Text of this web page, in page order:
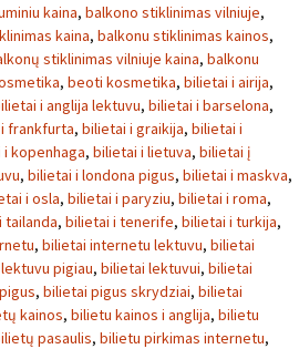
kaina, balkono stiklinimas vilniuje,
kaina, balkonu stiklinimas kainos,
stiklinimas vilniuje kaina, balkonu
, beoti kosmetika, bilietai i airija,
i anglija lektuvu, bilietai i barselona,
frankfurta, bilietai i graikija, bilietai i
kopenhaga, bilietai i lietuva, bilietai į
, bilietai i londona pigus, bilietai i maskva,
i osla, bilietai i paryziu, bilietai i roma,
tailanda, bilietai i tenerife, bilietai i turkija,
, bilietai internetu lektuvu, bilietai
pigiau, bilietai lektuvui, bilietai
, bilietai pigus skrydziai, bilietai
kainos, bilietu kainos i anglija, bilietu
pasaulis, bilietu pirkimas internetu,